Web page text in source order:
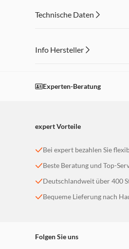
Technische Daten
Info Hersteller
Einstellungen anpassen
Experten-Beratung
expert Vorteile
Bei expert bezahlen Sie
Beste Beratung und Top-
Deutschlandweit über 400
Bequeme Lieferung nach
Folgen Sie uns